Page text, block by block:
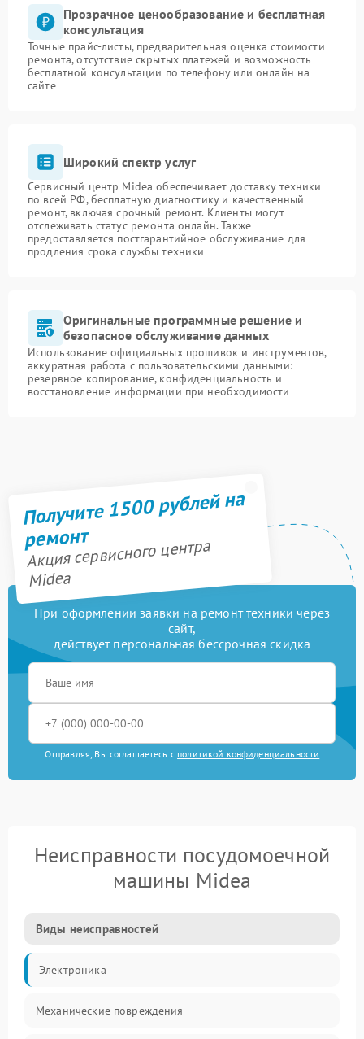
Прозрачное ценообразование и бесплатная
консультация
Точные прайс-листы, предварительная оценка стоимости
ремонта, отсутствие скрытых платежей и возможность
бесплатной консультации по телефону или онлайн на
сайте
Широкий спектр услуг
Сервисный центр Midea обеспечивает доставку техники
по всей РФ, бесплатную диагностику и качественный
ремонт, включая срочный ремонт. Клиенты могут
отслеживать статус ремонта онлайн. Также
предоставляется постгарантийное обслуживание для
продления срока службы техники
Оригинальные программные решение и
безопасное обслуживание данных
Использование официальных прошивок и инструментов,
аккуратная работа с пользовательскими данными:
резервное копирование, конфиденциальность и
восстановление информации при необходимости
Получите 1500 рублей на
ремонт
Акция сервисного центра
Midea
При оформлении заявки на ремонт техники через
сайт,
действует персональная бессрочная скидка
Отправляя, Вы соглашаетесь с политикой конфиденциальности
Неисправности посудомоечной
машины Midea
Виды неисправностей
Электроника
Механические повреждения